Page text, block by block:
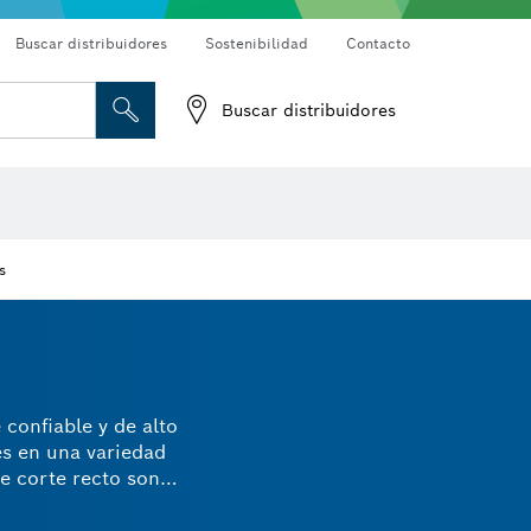
Buscar distribuidores Sostenibilidad Contacto
Buscar distribuidores
y de alto
en una variedad
corte recto son